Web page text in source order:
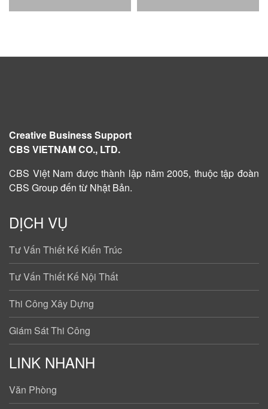
Creative Business Support
CBS VIETNAM CO., LTD.
CBS Việt Nam đượcthành lập năm 2005, thuộc tập đoàn
CBS Group đến từ Nhật Bản.
DỊCH VỤ
Tư Vấn Thiết Kế Kiến Trúc
Tư Vấn Thiết Kế Nội Thất
Thi Công Xây Dựng
Giám Sát Thi Công
LINK NHANH
Văn Phòng